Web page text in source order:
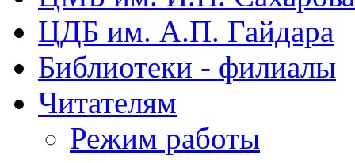
ЦДБ им. А.П. Гайдара
Библиотеки - филиалы
Читателям
Режим работы